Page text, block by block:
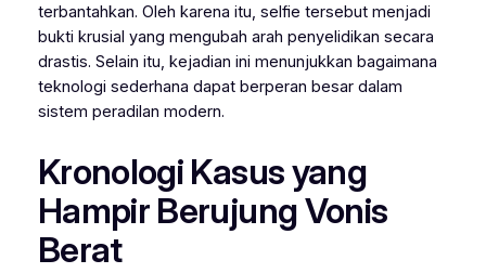
terbantahkan. Oleh karena itu, selfie tersebut menjadi
bukti krusial yang mengubah arah penyelidikan secara
drastis. Selain itu, kejadian ini menunjukkan bagaimana
teknologi sederhana dapat berperan besar dalam
sistem peradilan modern.
Kronologi Kasus yang
Hampir Berujung Vonis
Berat